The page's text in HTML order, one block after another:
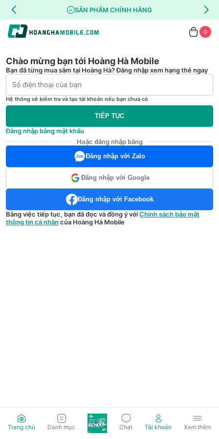
SẢN PHẨM CHÍNH HÃNG
0
Chào mừng bạn tới Hoàng Hà Mobile
Bạn đã từng mua sắm tại Hoàng Hà? Đăng nhập xem hạng thẻ ngay
Hệ thống sẽ kiểm tra và tạo tài khoản nếu bạn chưa có
TIẾP TỤC
Đăng nhập bằng mật khẩu
Hoặc đăng nhập bằng
Đăng nhập với Zalo
Đăng nhập với Google
Đăng nhập với Facebook
Bằng việc tiếp tục, bạn đã đọc và đồng ý vớiChính sách bảo mật
thông tin cá nhân của Hoàng Hà Mobile
Trang chủ Danh mục Chat Tài khoản Xem thêm